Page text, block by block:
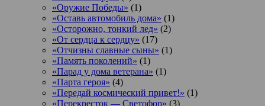
«Оружие Победы» (1)
«Оставь автомобиль дома» (1)
«Осторожно, тонкий лед» (2)
«От сердца к сердцу» (17)
«Отчизны славные сыны» (1)
«Память поколений» (1)
«Парад у дома ветерана» (1)
«Парта героя» (4)
«Передай космический привет!» (1)
«Перекресток — Светофор» (3)